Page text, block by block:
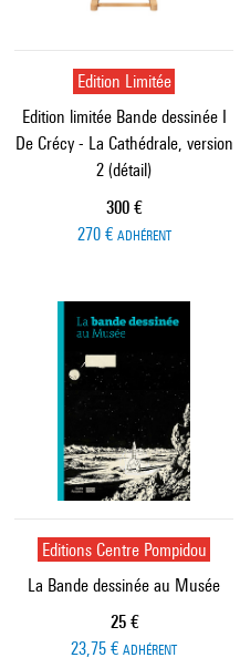
Edition Limitée
Edition limitée Bande dessinée I
De Crécy - La Cathédrale, version
2 (détail)
Prix ​​actuel
300 €
270 € ADHÉRENT
Editions Centre Pompidou
La Bande dessinée au Musée
Prix ​​actuel
25 €
23,75 € ADHÉRENT